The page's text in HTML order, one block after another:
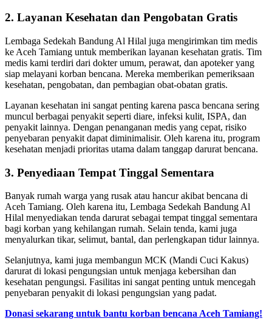
2. Layanan Kesehatan dan Pengobatan Gratis
Lembaga Sedekah Bandung Al Hilal juga mengirimkan tim medis
ke Aceh Tamiang untuk memberikan layanan kesehatan gratis. Tim
medis kami terdiri dari dokter umum, perawat, dan apoteker yang
siap melayani korban bencana. Mereka memberikan pemeriksaan
kesehatan, pengobatan, dan pembagian obat-obatan gratis.
Layanan kesehatan ini sangat penting karena pasca bencana sering
muncul berbagai penyakit seperti diare, infeksi kulit, ISPA, dan
penyakit lainnya. Dengan penanganan medis yang cepat, risiko
penyebaran penyakit dapat diminimalisir. Oleh karena itu, program
kesehatan menjadi prioritas utama dalam tanggap darurat bencana.
3. Penyediaan Tempat Tinggal Sementara
Banyak rumah warga yang rusak atau hancur akibat bencana di
Aceh Tamiang. Oleh karena itu, Lembaga Sedekah Bandung Al
Hilal menyediakan tenda darurat sebagai tempat tinggal sementara
bagi korban yang kehilangan rumah. Selain tenda, kami juga
menyalurkan tikar, selimut, bantal, dan perlengkapan tidur lainnya.
Selanjutnya, kami juga membangun MCK (Mandi Cuci Kakus)
darurat di lokasi pengungsian untuk menjaga kebersihan dan
kesehatan pengungsi. Fasilitas ini sangat penting untuk mencegah
penyebaran penyakit di lokasi pengungsian yang padat.
Donasi sekarang untuk bantu korban bencana Aceh Tamiang!